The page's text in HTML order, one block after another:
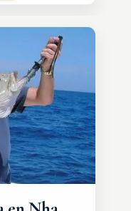
todo
trae